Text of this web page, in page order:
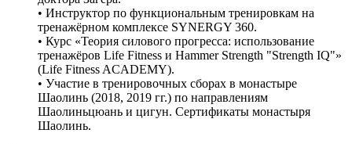
• Инструктор по функциональным тренировкам на
тренажёрном комплексе SYNERGY 360.
• Курс «Теория силового прогресса: использование
тренажёров Life Fitness и Hammer Strength "Strength IQ"»
(Life Fitness ACADEMY).
• Участие в тренировочных сборах в монастыре
Шаолинь (2018, 2019 гг.) по направлениям
Шаолиньцюань и цигун. Сертификаты монастыря
Шаолинь.